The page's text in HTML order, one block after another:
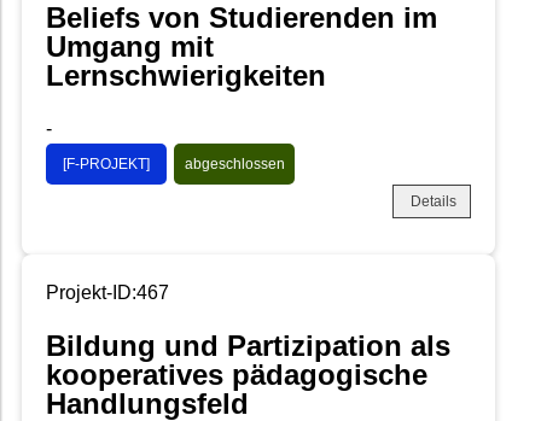
Beliefs von Studierenden im
Umgang mit
Lernschwierigkeiten
-
[F-PROJEKT] abgeschlossen
Details
Projekt-ID:467
Bildung und Partizipation als
kooperatives pädagogische
Handlungsfeld